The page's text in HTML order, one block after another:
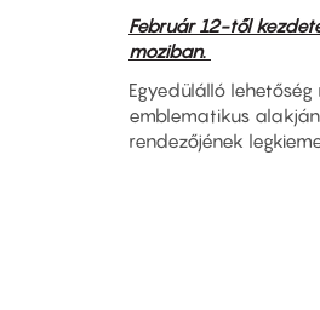
Február 12-től
moziban.
Egyedülálló lehetőség
emblematikus
rendezőjének